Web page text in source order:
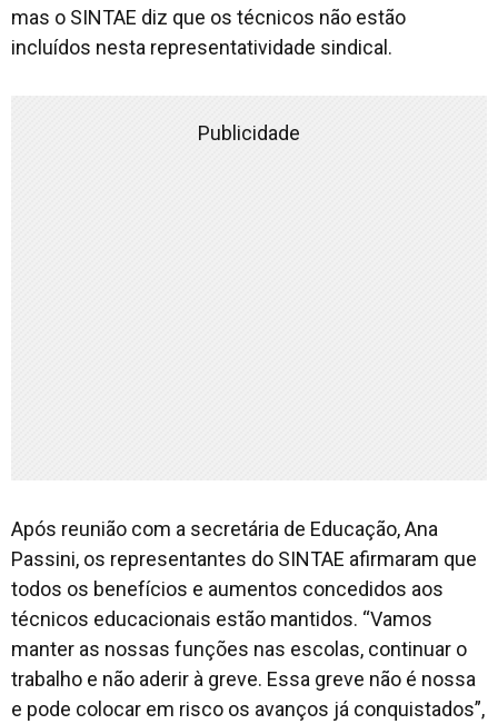
mas o SINTAE diz que os técnicos não estão
incluídos nesta representatividade sindical.
Publicidade
Após reunião com a secretária de Educação, Ana
Passini, os representantes do SINTAE afirmaram que
todos os benefícios e aumentos concedidos aos
técnicos educacionais estão mantidos. “Vamos
manter as nossas funções nas escolas, continuar o
trabalho e não aderir à greve. Essa greve não é nossa
e pode colocar em risco os avanços já conquistados”,